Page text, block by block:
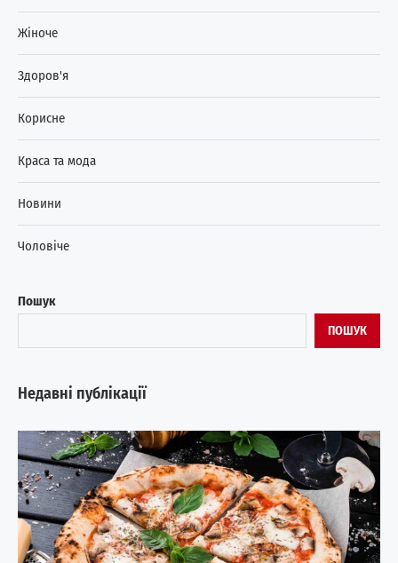
Пошук
ПОШУК
Недавні публікації
Жіноче
Здоров'я
Корисне
Краса та мода
Новини
Чоловіче